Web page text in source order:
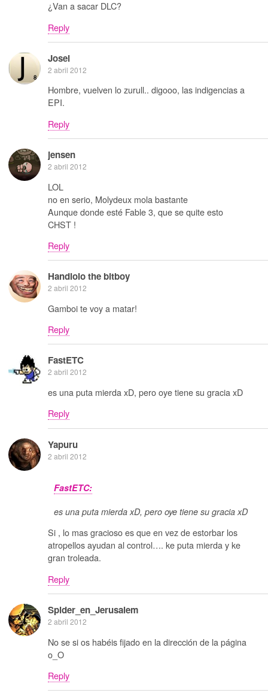
¿Van a sacar DLC?
Reply
Josei
2 abril 2012
Hombre, vuelven lo zurull.. digooo, las indigencias a
EPI.
Reply
jensen
2 abril 2012
LOL
no en serio, Molydeux mola bastante
Aunque donde esté Fable 3, que se quite esto
CHST !
Reply
Handlolo the bitboy
2 abril 2012
Gamboi te voy a matar!
Reply
FastETC
2 abril 2012
es una puta mierda xD, pero oye tiene su gracia xD
Reply
Yapuru
2 abril 2012
FastETC:
es una puta mierda xD, pero oye tiene su gracia xD
Si , lo mas gracioso es que en vez de estorbar los
atropellos ayudan al control…. ke puta mierda y ke
gran troleada.
Reply
Spider_en_Jerusalem
2 abril 2012
No se si os habéis fijado en la dirección de la página
o_O
Reply